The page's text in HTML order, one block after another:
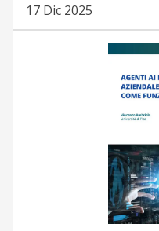
17 Dic 2025